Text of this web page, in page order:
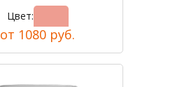
Цвет:
от 1080 руб.